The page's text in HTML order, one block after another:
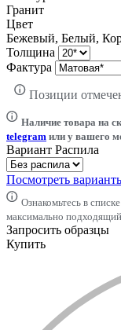
Гранит
Цвет
Бежевый, Белый,
Толщина
Фактура
Позиции
Наличие товара на
telegram или у вашего
Вариант Распила
Посмотреть
Ознакомьтесь в
максимально
Запросить образцы
Купить